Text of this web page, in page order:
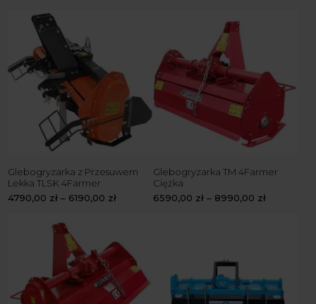
Glebogryzarka z Przesuwem
Lekka TLSK 4Farmer
4790,00 zł – 6190,00 zł
Glebogryzarka TM 4Farmer
Ciężka
6590,00 zł – 8990,00 zł